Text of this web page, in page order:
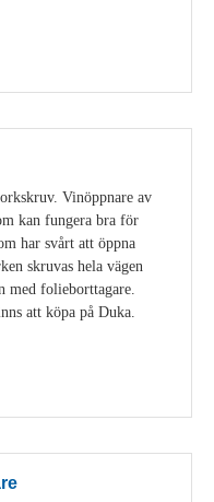
Vinöppnare av
kan fungera bra för
har svårt att öppna
skruvas hela vägen
med folieborttagare.
att köpa på Duka.